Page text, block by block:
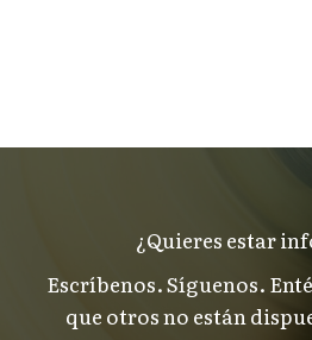
¿Quieres estar
Escríbenos. Síguenos.
que otros no están